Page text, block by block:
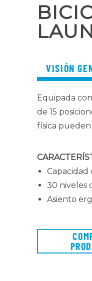
VISIÓN
Equipada
de 15
física
Capacidad
30 niveles
Asiento